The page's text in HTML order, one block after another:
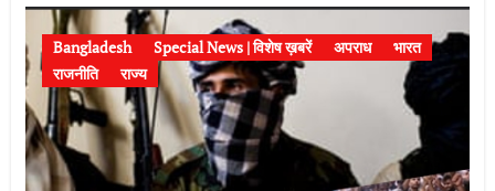
Bangladesh Special News | विशेष ख़बरें अपराध
भारत
राजनीति
राज्य